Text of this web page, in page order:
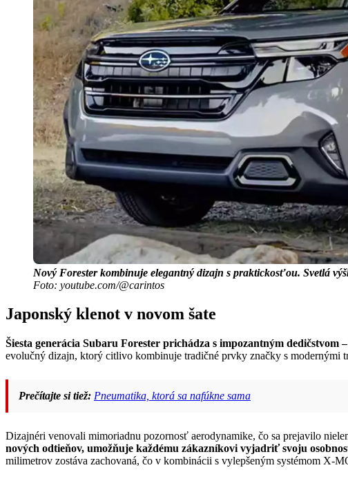
Nový Forester kombinuje elegantný dizajn s praktickosťou. Svetlá
Foto: youtube.com/@carintos
Japonský klenot v novom šate
Šiesta generácia Subaru Forester prichádza s impozantným
evolučný dizajn, ktorý citlivo kombinuje tradičné prvky značky s modernými
Prečítajte si tiež: Pneumatika, ktorá sa nafúkne sama
Dizajnéri venovali mimoriadnu pozornosť aerodynamike, čo sa prejavilo
nových odtieňov, umožňuje každému zákazníkovi vyjadriť svoju
milimetrov zostáva zachovaná, čo v kombinácii s vylepšeným systémom X-